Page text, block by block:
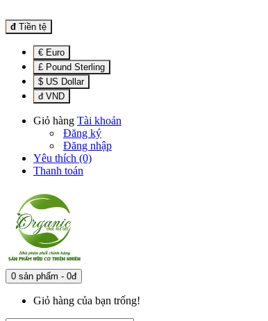
đ Tiền tệ
€ Euro
£ Pound Sterling
$ US Dollar
đ VND
Giỏ hàng Tài khoản
Đăng ký
Đăng nhập
Yêu thích (0)
Thanh toán
0 sản phẩm - 0đ
Giỏ hàng của bạn trống!